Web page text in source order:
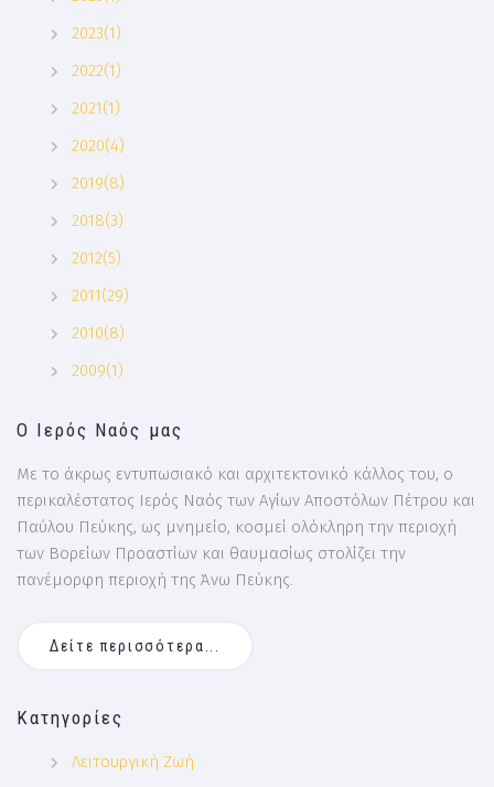
2023(1)
2022(1)
2021(1)
2020(4)
2019(8)
2018(3)
2012(5)
2011(29)
2010(8)
2009(1)
Ο Ιερός Ναός μας
Με το άκρως εντυπωσιακό και αρχιτεκτονικό κάλλος του, ο
περικαλέστατος Ιερός Ναός των Αγίων Αποστόλων Πέτρου και
Παύλου Πεύκης, ως μνημείο, κοσμεί ολόκληρη την περιοχή
των Βορείων Προαστίων και θαυμασίως στολίζει την
πανέμορφη περιοχή της Άνω Πεύκης.
Δείτε περισσότερα...
Κατηγορίες
Λειτουργική Ζωή